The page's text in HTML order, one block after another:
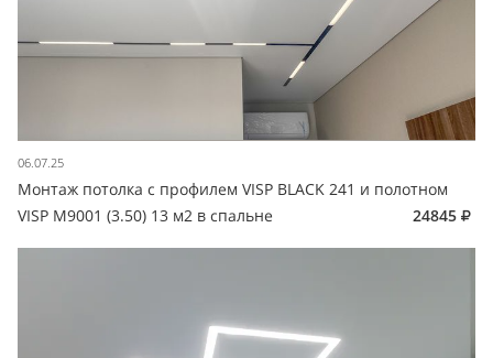
06.07.25
Монтаж потолка с профилем VISP BLACK 241 и полотном
VISP M9001 (3.50) 13 м2 в спальне
24845